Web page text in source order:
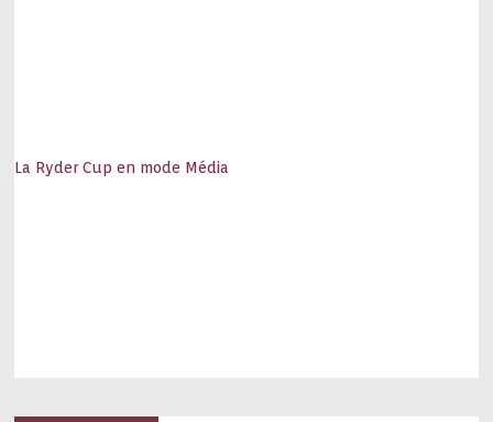
La Ryder Cup en mode Média